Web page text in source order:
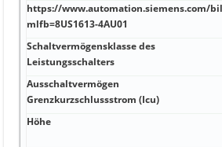
https://www.automation.siemens.com/
mlfb=8US1613-4AU01
Schaltvermögensklasse des
Leistungsschalters
Ausschaltvermögen
Grenzkurzschlussstrom (Icu)
Höhe